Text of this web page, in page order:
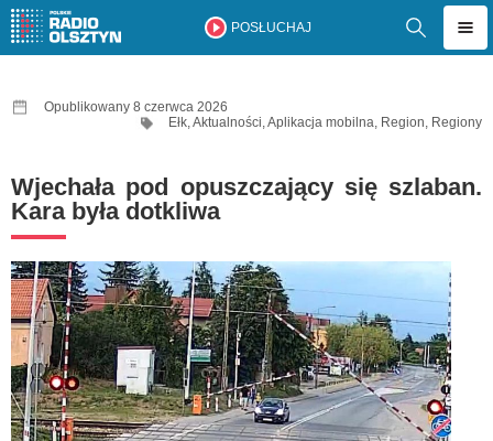
POSŁUCHAJ
Opublikowany 8 czerwca 2026
Ełk,Aktualności,Aplikacja mobilna, Region, Regiony
Wjechała pod opuszczający się szlaban.
Kara była dotkliwa